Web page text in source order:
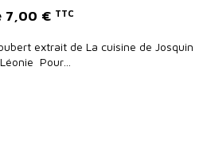
7,00 € TTC
extrait de La cuisine de Josquin
Pour…